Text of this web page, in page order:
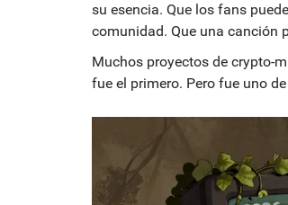
su esencia. Que los fans
comunidad. Que una canción
Muchos proyectos de crypto-
fue el primero. Pero fue uno